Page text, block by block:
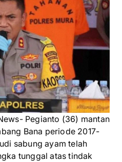
Pegianto (36) mantan
Bana periode 2017-
sabung ayam telah
tunggal atas tindak